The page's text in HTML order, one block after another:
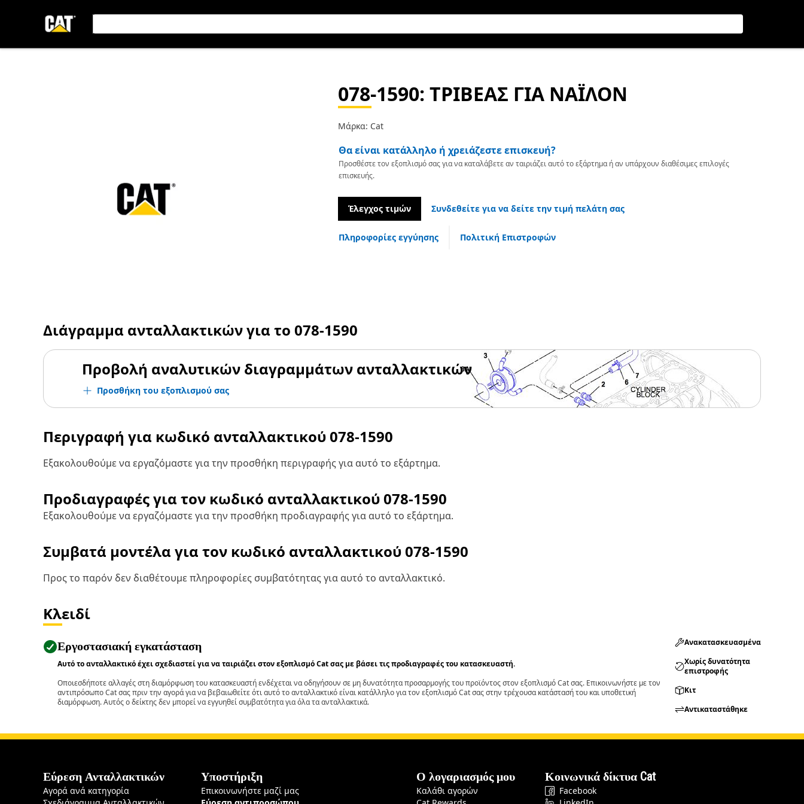
078-1590: ΤΡΙΒΕΑΣ ΓΙΑ ΝΑΪΛΟΝ
Μάρκα: Cat
Θα είναι κατάλληλο ή χρειάζεστε επισκευή?
Προσθέστε τον εξοπλισμό σας για να καταλάβετε αν ταιριάζει αυτό το εξάρτημα ή αν υπάρχουν διαθέσιμες επιλογές
επισκευής.
Έλεγχος τιμών Συνδεθείτε για να δείτε την τιμή πελάτη σας
Πληροφορίες εγγύησης Πολιτική Επιστροφών
Διάγραμμα ανταλλακτικών για το 078-1590
Προβολή αναλυτικών διαγραμμάτων ανταλλακτικών
Προσθήκη του εξοπλισμού σας
Περιγραφή για κωδικό ανταλλακτικού078-1590
Εξακολουθούμε να εργαζόμαστε για την προσθήκη περιγραφής για αυτό το εξάρτημα.
Προδιαγραφές για τον κωδικό ανταλλακτικού078-1590
Εξακολουθούμε να εργαζόμαστε για την προσθήκη προδιαγραφής για αυτό το εξάρτημα.
Συμβατά μοντέλα για τον κωδικό ανταλλακτικού078-1590
Προς το παρόν δεν διαθέτουμε πληροφορίες συμβατότητας για αυτό το ανταλλακτικό.
Κλειδί
Εργοστασιακή εγκατάσταση
Αυτό το ανταλλακτικό έχει σχεδιαστεί για να ταιριάζει στον εξοπλισμό Cat σας με βάσει τις προδιαγραφές του κατασκευαστή.
Οποιεσδήποτε αλλαγές στη διαμόρφωση του κατασκευαστή ενδέχεται να οδηγήσουν σε μη δυνατότητα προσαρμογής του προϊόντος στον εξοπλισμό Cat σας. Επικοινωνήστε με τον
αντιπρόσωπο Cat σας πριν την αγορά για να βεβαιωθείτε ότι αυτό το ανταλλακτικό είναι κατάλληλο για τον εξοπλισμό Cat σας στην τρέχουσα κατάστασή του και υποθετική
διαμόρφωση. Αυτός ο δείκτης δεν μπορεί να εγγυηθεί συμβατότητα για όλα τα ανταλλακτικά.
Ανακατασκευασμένα
Χωρίς δυνατότητα
επιστροφής
Κιτ
Αντικαταστάθηκε
Εύρεση Ανταλλακτικών
Αγορά ανά κατηγορία
Υποστήριξη
Επικοινωνήστε μαζί μας
Ο λογαριασμός μου
Καλάθι αγορών
Κοινωνικά δίκτυα Cat
Facebook